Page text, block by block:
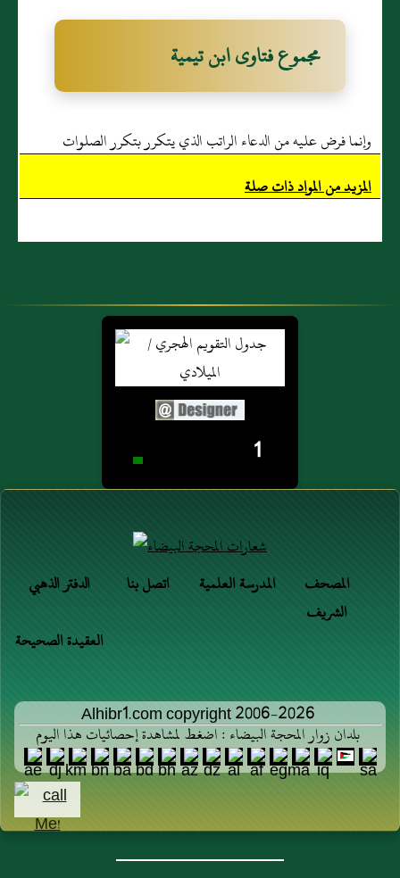
شرع البندق؟
من الدين؟
مجموع فتاوى ابن تيمية
وإنما فرض عليه من الدعاء الراتب الذي يتكرر بتكرر الصلوات
المزيد من المواد ذات صلة
1
الدفتر الذهبي اتصل بنا المدرسة العلمية
المصحف
الشريف
العقيدة الصحيحة
Alhibr1.com copyright 2006-2026
بلدان زوار المحجة البيضاء : اضغط لمشاهدة إحصائيات هذا اليوم